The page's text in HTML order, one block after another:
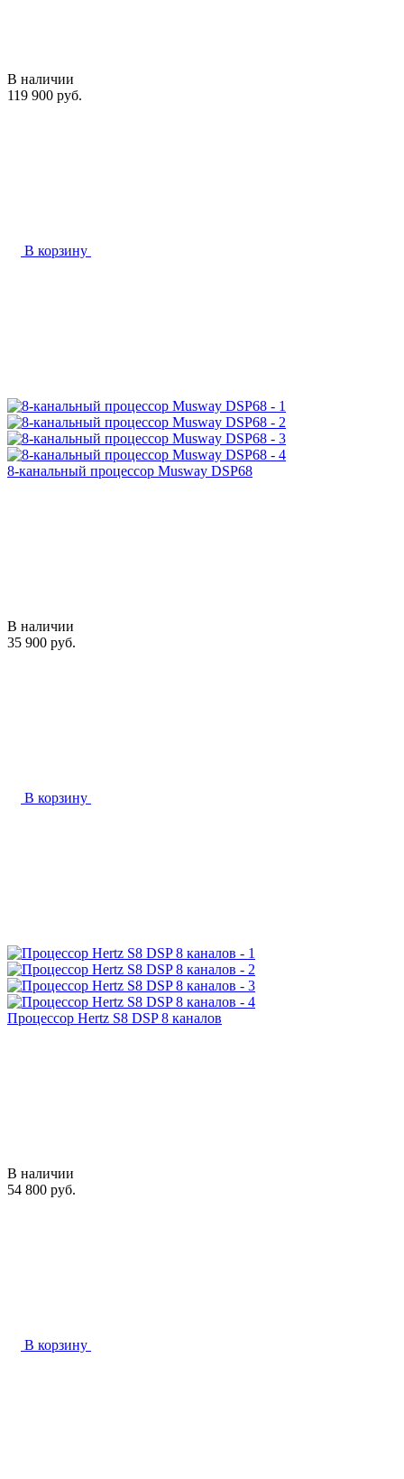
В наличии
119 900 руб.
В корзину
8-канальный процессор Musway DSP68
В наличии
35 900 руб.
В корзину
Процессор Hertz S8 DSP 8 каналов
В наличии
54 800 руб.
В корзину